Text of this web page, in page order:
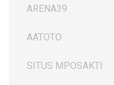
ARENA39
AATOTO
SITUS MPOSAKTI